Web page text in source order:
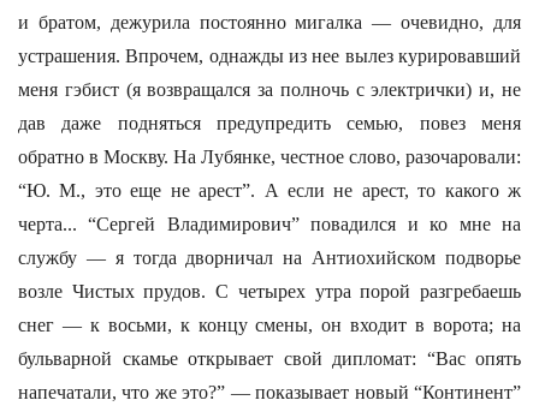
и братом, дежурила постоянно мигалка — очевидно, для
устрашения. Впрочем, однажды из нее вылез курировавший
меня гэбист (я возвращался за полночь с электрички) и, не
дав даже подняться предупредить семью, повез меня
обратно в Москву. На Лубянке, честное слово, разочаровали:
“Ю. М., это еще не арест”. А если не арест, то какого ж
черта... “Сергей Владимирович” повадился и ко мне на
службу — я тогда дворничал на Антиохийском подворье
возле Чистых прудов. С четырех утра порой разгребаешь
снег — к восьми, к концу смены, он входит в ворота; на
бульварной скамье открывает свой дипломат: “Вас опять
напечатали, что же это?” — показывает новый “Континент”